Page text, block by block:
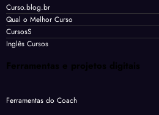
Curso.blog.br
Qual o Melhor Curso
CursosS
Inglês Cursos
Ferramentas e projetos digitais
Ferramentas do Coach